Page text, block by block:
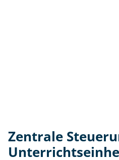
Zentrale